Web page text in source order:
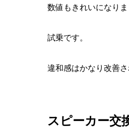
数値もきれいになり
試乗です。
違和感はかなり改善
スピーカー交